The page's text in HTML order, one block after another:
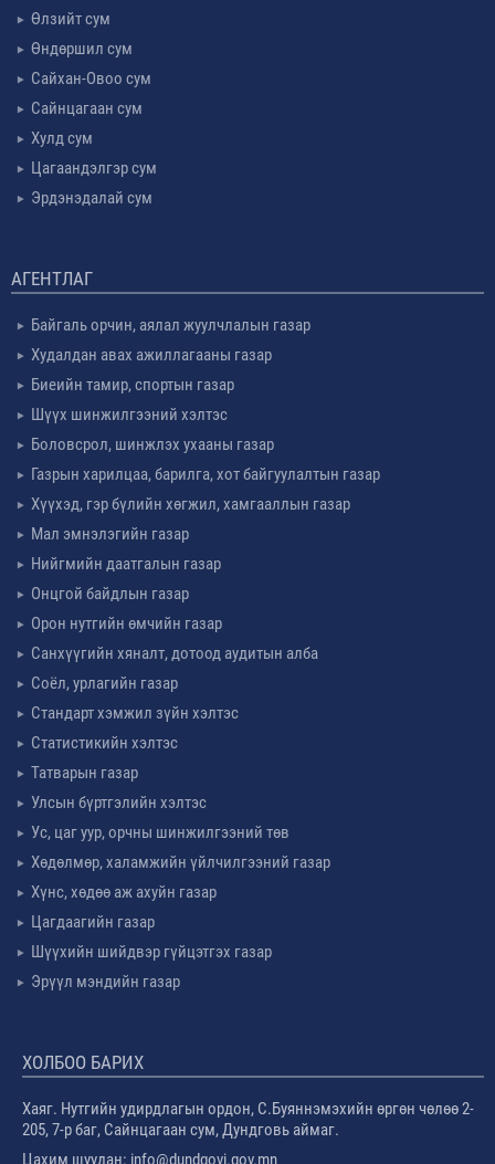
Өлзийт сум
Өндөршил сум
Сайхан-Овоо сум
Сайнцагаан сум
Хулд сум
Цагаандэлгэр сум
Эрдэнэдалай сум
АГЕНТЛАГ
Байгаль орчин, аялал жуулчлалын газар
Худалдан авах ажиллагааны газар
Биеийн тамир, спортын газар
Шүүх шинжилгээний хэлтэс
Боловсрол, шинжлэх ухааны газар
Газрын харилцаа, барилга, хот байгуулалтын газар
Хүүхэд, гэр бүлийн хөгжил, хамгааллын газар
Мал эмнэлэгийн газар
Нийгмийн даатгалын газар
Онцгой байдлын газар
Орон нутгийн өмчийн газар
Санхүүгийн хяналт, дотоод аудитын алба
Соёл, урлагийн газар
Стандарт хэмжил зүйн хэлтэс
Статистикийн хэлтэс
Татварын газар
Улсын бүртгэлийн хэлтэс
Ус, цаг уур, орчны шинжилгээний төв
Хөдөлмөр, халамжийн үйлчилгээний газар
Хүнс, хөдөө аж ахуйн газар
Цагдаагийн газар
Шүүхийн шийдвэр гүйцэтгэх газар
Эрүүл мэндийн газар
ХОЛБОО БАРИХ
Хаяг. Нутгийн удирдлагын ордон, С.Буяннэмэхийн өргөн чөлөө 2-
205, 7-р баг, Сайнцагаан сум, Дундговь аймаг.
Цахим шуудан: info@dundgovi.gov.mn